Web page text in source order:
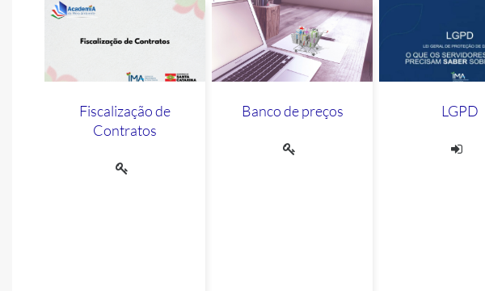
Fiscalização de
Contratos
Banco de preços LGPD